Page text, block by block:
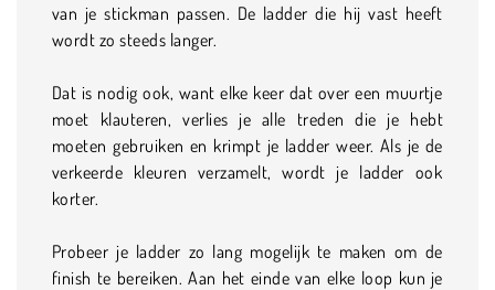
van je stickman passen. De ladder die hij vast heeft
wordt zo steeds langer.
Dat is nodig ook, want elke keer dat over een muurtje
moet klauteren, verlies je alle treden die je hebt
moeten gebruiken en krimpt je ladder weer. Als je de
verkeerde kleuren verzamelt, wordt je ladder ook
korter.
Probeer je ladder zo lang mogelijk te maken om de
finish te bereiken. Aan het einde van elke loop kun je